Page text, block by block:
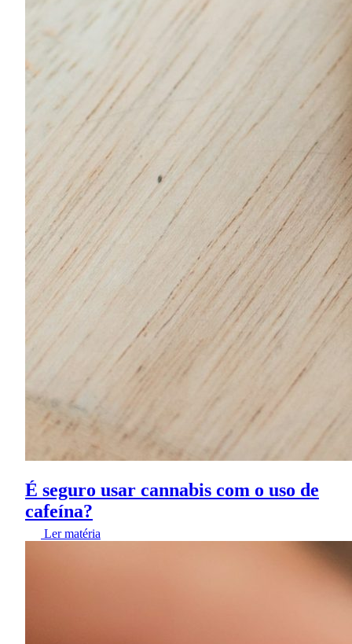
É seguro usar cannabis com o uso de
cafeína?
Ler matéria